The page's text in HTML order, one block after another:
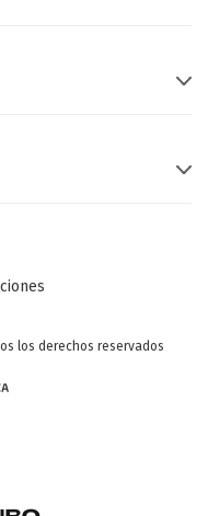
los derechos reservados